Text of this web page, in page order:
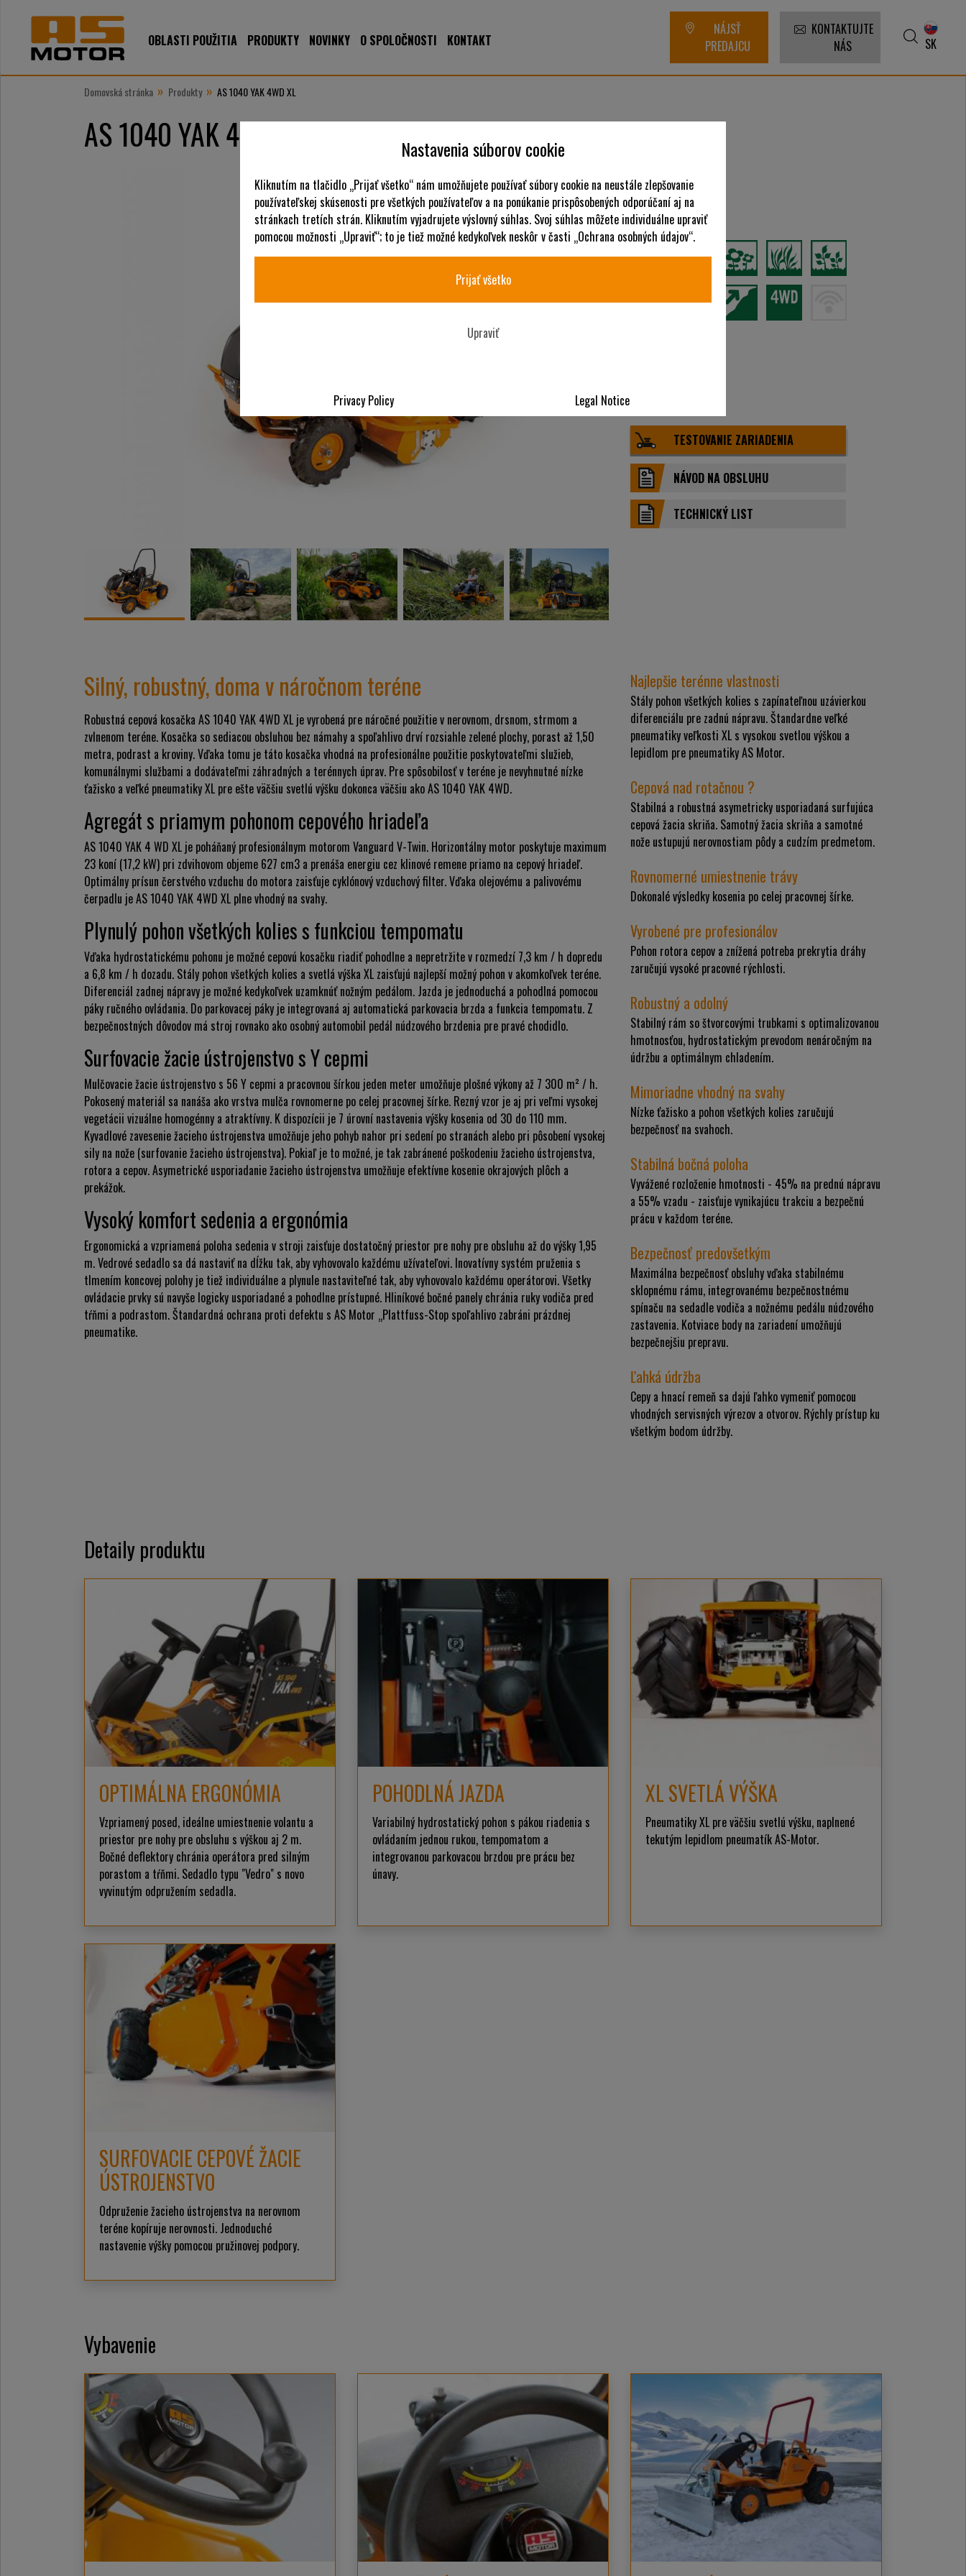
OBLASTI POUŽITIA PRODUKTY NOVINKY O SPOLOČNOSTI KONTAKT
NÁJSŤ
PREDAJCU
KONTAKTUJTE
NÁS
SK
Domovská stránka » Produkty » AS 1040 YAK 4WD XL
AS 1040 YAK 4WD XL
Nasadenie
TESTOVANIE ZARIADENIA
NÁVOD NA OBSLUHU
TECHNICKÝ LIST
Silný, robustný, doma v náročnom teréne
Robustná cepová kosačka AS 1040 YAK 4WD XL je vyrobená pre náročné použitie v nerovnom, drsnom, strmom a
zvlnenom teréne. Kosačka so sediacou obsluhou bez námahy a spoľahlivo drví rozsiahle zelené plochy, porast až 1,50
metra, podrast a kroviny. Vďaka tomu je táto kosačka vhodná na profesionálne použitie poskytovateľmi služieb,
komunálnymi službami a dodávateľmi záhradných a terénnych úprav. Pre spôsobilosť v teréne je nevyhnutné nízke
ťažisko a veľké pneumatiky XL pre ešte väčšiu svetlú výšku dokonca väčšiu ako AS 1040 YAK 4WD.
Agregát s priamym pohonom cepového hriadeľa
AS 1040 YAK 4 WD XL je poháňaný profesionálnym motorom Vanguard V-Twin. Horizontálny motor poskytuje maximum
23 koní (17,2 kW) pri zdvihovom objeme 627 cm3 a prenáša energiu cez klinové remene priamo na cepový hriadeľ.
Optimálny prísun čerstvého vzduchu do motora zaisťuje cyklónový vzduchový filter. Vďaka olejovému a palivovému
čerpadlu je AS 1040 YAK 4WD XL plne vhodný na svahy.
Plynulý pohon všetkých kolies s funkciou tempomatu
Vďaka hydrostatickému pohonu je možné cepovú kosačku riadiť pohodlne a nepretržite v rozmedzí 7,3 km / h dopredu
a 6,8 km / h dozadu. Stály pohon všetkých kolies a svetlá výška XL zaisťujú najlepší možný pohon v akomkoľvek teréne.
Diferenciál zadnej nápravy je možné kedykoľvek uzamknúť nožným pedálom. Jazda je jednoduchá a pohodlná pomocou
páky ručného ovládania. Do parkovacej páky je integrovaná aj automatická parkovacia brzda a funkcia tempomatu. Z
bezpečnostných dôvodov má stroj rovnako ako osobný automobil pedál núdzového brzdenia pre pravé chodidlo.
Surfovacie žacie ústrojenstvo s Y cepmi
Mulčovacie žacie ústrojenstvo s 56 Y cepmi a pracovnou šírkou jeden meter umožňuje plošné výkony až 7 300 m² / h.
Pokosený materiál sa nanáša ako vrstva mulča rovnomerne po celej pracovnej šírke. Rezný vzor je aj pri veľmi vysokej
vegetácii vizuálne homogénny a atraktívny. K dispozícii je 7 úrovní nastavenia výšky kosenia od 30 do 110 mm.
Kyvadlové zavesenie žacieho ústrojenstva umožňuje jeho pohyb nahor pri sedení po stranách alebo pri pôsobení vysokej
sily na nože (surfovanie žacieho ústrojenstva). Pokiaľ je to možné, je tak zabránené poškodeniu žacieho ústrojenstva,
rotora a cepov. Asymetrické usporiadanie žacieho ústrojenstva umožňuje efektívne kosenie okrajových plôch a
prekážok.
Vysoký komfort sedenia a ergonómia
Ergonomická a vzpriamená poloha sedenia v stroji zaisťuje dostatočný priestor pre nohy pre obsluhu až do výšky 1,95
m. Vedrové sedadlo sa dá nastaviť na dĺžku tak, aby vyhovovalo každému užívateľovi. Inovatívny systém pruženia s
tlmením koncovej polohy je tiež individuálne a plynule nastaviteľné tak, aby vyhovovalo každému operátorovi. Všetky
ovládacie prvky sú navyše logicky usporiadané a pohodlne prístupné. Hliníkové bočné panely chránia ruky vodiča pred
tŕňmi a podrastom. Štandardná ochrana proti defektu s AS Motor „Plattfuss-Stop spoľahlivo zabráni prázdnej
pneumatike.
Najlepšie terénne vlastnosti
Stály pohon všetkých kolies s zapínateľnou uzávierkou
diferenciálu pre zadnú nápravu. Štandardne veľké
pneumatiky veľkosti XL s vysokou svetlou výškou a
lepidlom pre pneumatiky AS Motor.
Cepová nad rotačnou ?
Stabilná a robustná asymetricky usporiadaná surfujúca
cepová žacia skriňa. Samotný žacia skriňa a samotné
nože ustupujú nerovnostiam pôdy a cudzím predmetom.
Rovnomerné umiestnenie trávy
Dokonalé výsledky kosenia po celej pracovnej šírke.
Vyrobené pre profesionálov
Pohon rotora cepov a znížená potreba prekrytia dráhy
zaručujú vysoké pracovné rýchlosti.
Robustný a odolný
Stabilný rám so štvorcovými trubkami s optimalizovanou
hmotnosťou, hydrostatickým prevodom nenáročným na
údržbu a optimálnym chladením.
Mimoriadne vhodný na svahy
Nízke ťažisko a pohon všetkých kolies zaručujú
bezpečnosť na svahoch.
Stabilná bočná poloha
Vyvážené rozloženie hmotnosti - 45% na prednú nápravu
a 55% vzadu - zaisťuje vynikajúcu trakciu a bezpečnú
prácu v každom teréne.
Bezpečnosť predovšetkým
Maximálna bezpečnosť obsluhy vďaka stabilnému
sklopnému rámu, integrovanému bezpečnostnému
spínaču na sedadle vodiča a nožnému pedálu núdzového
zastavenia. Kotviace body na zariadení umožňujú
bezpečnejšiu prepravu.
Ľahká údržba
Cepy a hnací remeň sa dajú ľahko vymeniť pomocou
vhodných servisných výrezov a otvorov. Rýchly prístup ku
všetkým bodom údržby.
Detaily produktu
OPTIMÁLNA ERGONÓMIA
Vzpriamený posed, ideálne umiestnenie volantu a
priestor pre nohy pre obsluhu s výškou aj 2 m.
Bočné deflektory chránia operátora pred silným
porastom a tŕňmi. Sedadlo typu "Vedro" s novo
vyvinutým odpružením sedadla.
POHODLNÁ JAZDA
Variabilný hydrostatický pohon s pákou riadenia s
ovládaním jednou rukou, tempomatom a
integrovanou parkovacou brzdou pre prácu bez
únavy.
XL SVETLÁ VÝŠKA
Pneumatiky XL pre väčšiu svetlú výšku, naplnené
tekutým lepidlom pneumatík AS-Motor.
SURFOVACIE CEPOVÉ ŽACIE
ÚSTROJENSTVO
Odpruženie žacieho ústrojenstva na nerovnom
teréne kopíruje nerovnosti. Jednoduché
nastavenie výšky pomocou pružinovej podpory.
Vybavenie
Nastavenia súborov cookie
Kliknutím na tlačidlo „Prijať všetko“ nám umožňujete používať súbory cookie na neustále zlepšovanie
používateľskej skúsenosti pre všetkých používateľov a na ponúkanie prispôsobených odporúčaní aj na
stránkach tretích strán. Kliknutím vyjadrujete výslovný súhlas. Svoj súhlas môžete individuálne upraviť
pomocou možnosti „Upraviť“; to je tiež možné kedykoľvek neskôr v časti „Ochrana osobných údajov“.
Prijať všetko
Upraviť
Privacy Policy Legal Notice